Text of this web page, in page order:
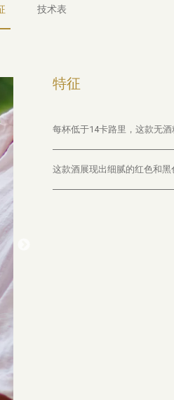
技术表
特征
每杯低于14卡路里，这款无
这款酒展现出细腻的红色和黑